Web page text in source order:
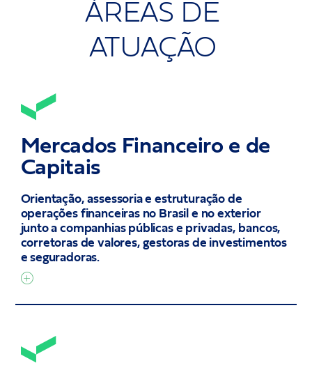
ÁREAS DE
ATUAÇÃO
Mercados Financeiro e de
Capitais
Orientação, assessoria e estruturação de
operações financeiras no Brasil e no exterior
junto a companhias públicas e privadas, bancos,
corretoras de valores, gestoras de investimentos
e seguradoras.